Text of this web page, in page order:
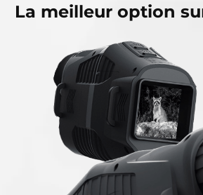
La meilleur option